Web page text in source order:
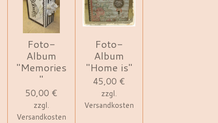
Foto-
Album
"Memories
"
50,00 €
zzgl.
Versandkosten
Foto-
Album
"Home is"
45,00 €
zzgl.
Versandkosten